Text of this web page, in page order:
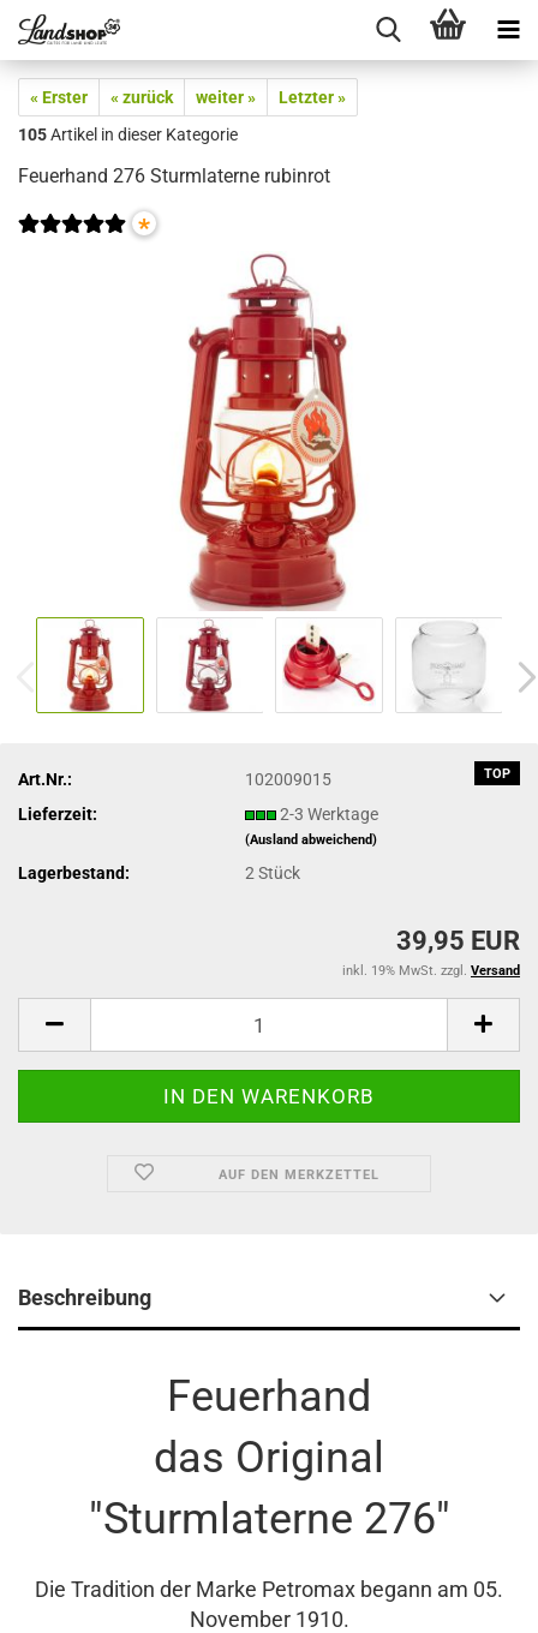
« Erster « zurück weiter »
Letzter »
105Artikel in dieser Kategorie
Feuerhand 276 Sturmlaterne rubinrot
*
TOP
Art.Nr.:
102009015
Lieferzeit:
2-3 Werktage
(Ausland abweichend)
Lagerbestand: 2Stück
39,95 EUR
inkl. 19% MwSt. zzgl. Versand
AUF DEN MERKZETTEL
Beschreibung
Feuerhand
das Original
"Sturmlaterne 276"
Die Tradition der Marke Petromax begann am 05.
November 1910.